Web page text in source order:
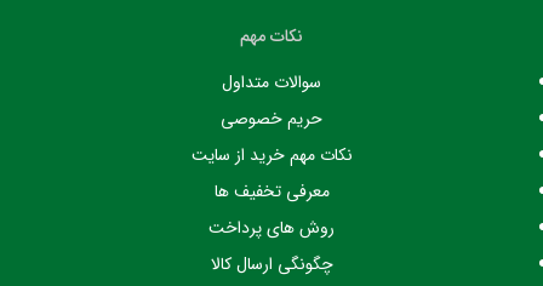
نکات مهم
سوالات متداول
حریم خصوصی
نکات مهم خرید از سایت
معرفی تخفیف ها
روش های پرداخت
چگونگی ارسال کالا